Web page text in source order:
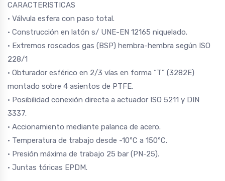
CARACTERISTICAS
• Válvula esfera con paso total.
• Construcción en latón s/ UNE-EN 12165 niquelado.
• Extremos roscados gas (BSP) hembra-hembra según ISO
228/1
• Obturador esférico en 2/3 vías en forma “T” (3282E)
montado sobre 4 asientos de PTFE.
• Posibilidad conexión directa a actuador ISO 5211 y DIN
3337.
• Accionamiento mediante palanca de acero.
• Temperatura de trabajo desde -10ºC a 150ºC.
• Presión máxima de trabajo 25 bar (PN-25).
• Juntas tóricas EPDM.